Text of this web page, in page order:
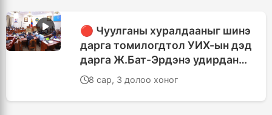
🔴 Чуулганы хуралдааныг шинэ
дарга томилогдтол УИХ-ын дэд
дарга Ж.Бат-Эрдэнэ удирдан
явуулж байхаар болов
8 сар, 3 долоо хоног